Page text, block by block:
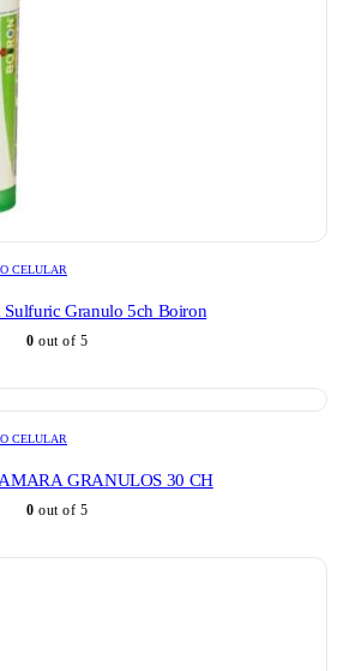
CELULAR
Sulfuric Granulo 5ch Boiron
0 out of 5
CELULAR
GRANULOS 30 CH
0 out of 5